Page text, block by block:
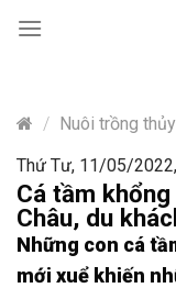
content
/ Nuôi trồng
Thứ Tư, 11/05/
Cá tầm
Châu, du
Những con cá
mới xuể khiến